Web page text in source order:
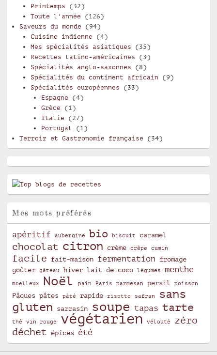
Printemps (32)
Toute l'année (126)
Saveurs du monde (94)
Cuisine indienne (4)
Mes spécialités asiatiques (35)
Recettes latino-américaines (3)
Spécialités anglo-saxonnes (8)
Spécialités du continent africain (9)
Spécialités européennes (33)
Espagne (4)
Grèce (1)
Italie (27)
Portugal
(1)
Terroir et Gastronomie française (34)
Mes mots préférés
apéritif aubergine bio biscuit caramel
chocolat citron crème crêpe cumin
facile fait-maison fermentation
fromage
goûter
gâteau hiver lait de coco légumes menthe
moelleux Noël pain Paris parmesan persil poisson
Pâques pâtes pâté rapide risotto safran
sans
gluten
sarrasin soupe tapas tarte
thé vin rouge végétarien vélouté
zéro
déchet
épices été